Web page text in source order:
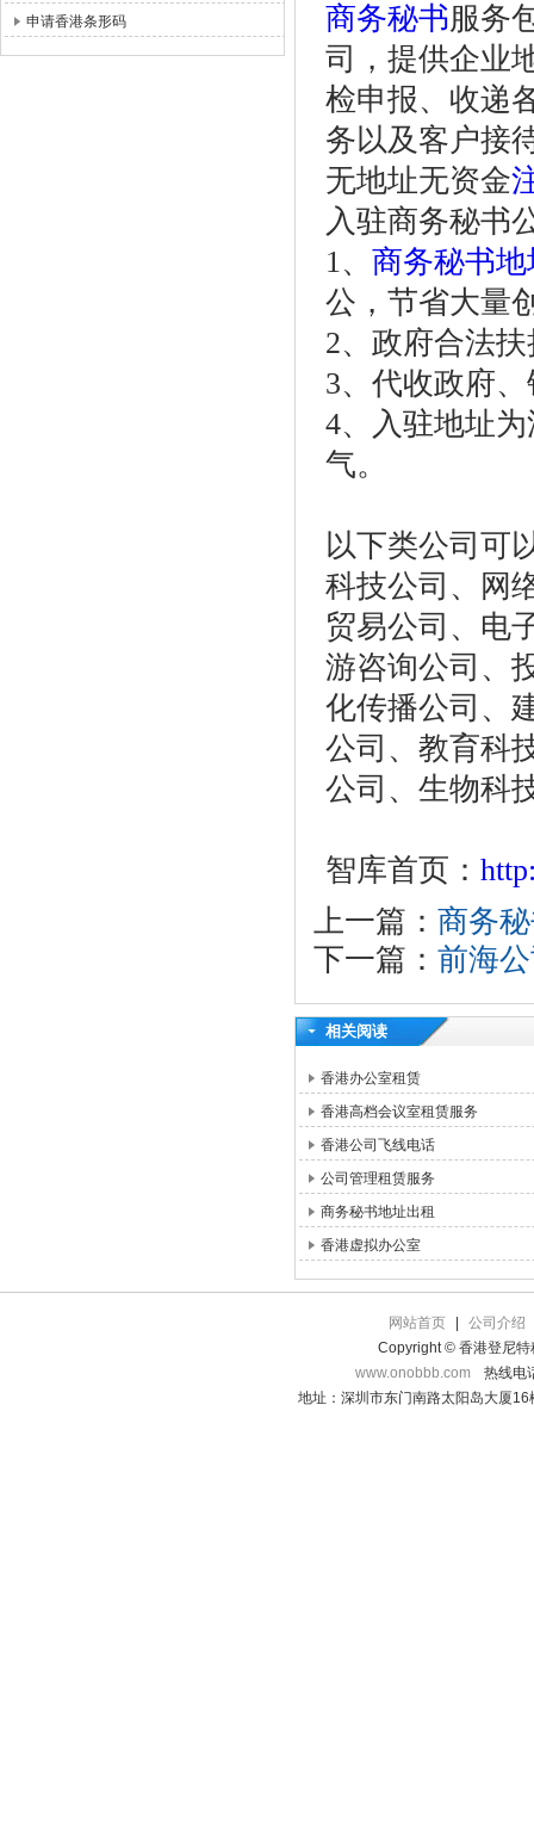
申请香港条形码
商务秘书服务
司，提供企业
检申报、收递
务以及客户接
无地址无资金
入驻商务秘书
1、 商务秘书
公，节省大量
2、政府合法
3、代收政府
4、入驻地址
气。
以下类公司可
科技公司、网
贸易公司、电
游咨询公司、
化传播公司、
公司、教育科
公司、生物科
智库首页：
上一篇： 商务
下一篇： 前海
相关阅读
香港办公室租赁
香港高档会议室租赁服务
香港公司飞线电话
公司管理租赁服务
商务秘书地址出租
香港虚拟办公室
网站首页
公司介绍
Copyright © 香港登尼特
www.onobbb.com
热线电
地址：深圳市东门南路太阳岛大厦